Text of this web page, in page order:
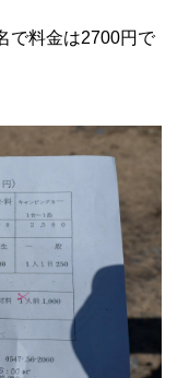
で料金は2700円で